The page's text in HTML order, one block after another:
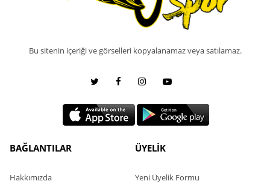
Bu sitenin içeriği ve görselleri kopyalanamaz veya satılamaz.
BAĞLANTILAR
Hakkımızda
ÜYELİK
Yeni Üyelik Formu